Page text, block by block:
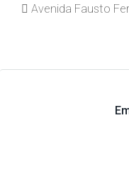
Avenida Fausto Ferreira, Sá-